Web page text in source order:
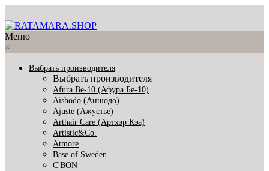
Меню
×
Выбрать производителя
Выбрать производителя
Afura Be-10 (Афура Бе-10)
Aishodo (Аишодо)
Ajuste (Ажустье)
Arthair Care (Артхэр Кэа)
Artistic&Co.
Atmore
Base of Sweden
C'BON